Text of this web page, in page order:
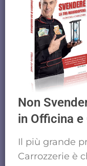
Non
in Officina
Il più grande
Carrozzerie è